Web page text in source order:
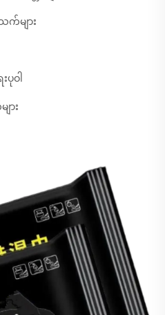
များ
ဝါ
ား